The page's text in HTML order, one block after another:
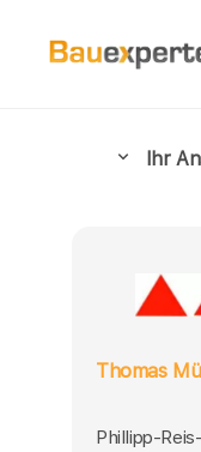
Ihr
Thomas
Phillipp-Reis-